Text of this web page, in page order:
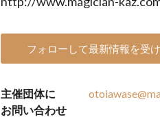
フォローして最新情報を受
主催団体に
お問い合わせ